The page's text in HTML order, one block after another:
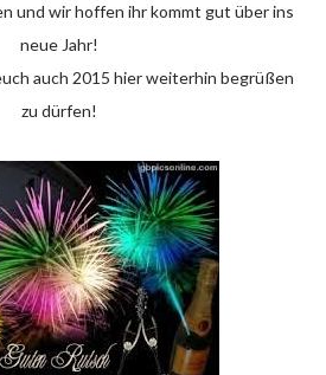
und wir hoffen ihr kommt gut über ins
neue Jahr!
zu dürfen!